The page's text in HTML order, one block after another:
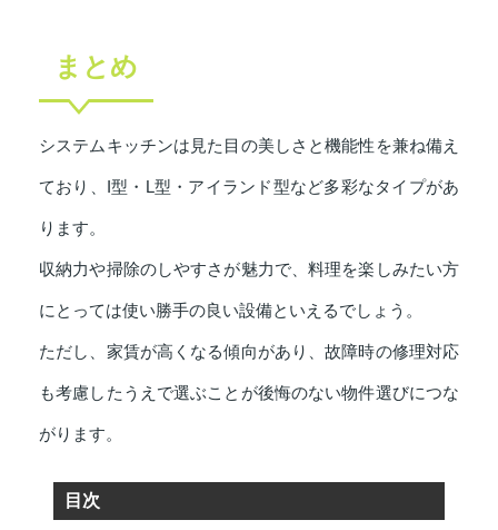
まとめ
システムキッチンは見た目の美しさと機能性を兼ね備え
ており、I型・L型・アイランド型など多彩なタイプがあ
ります。
収納力や掃除のしやすさが魅力で、料理を楽しみたい方
にとっては使い勝手の良い設備といえるでしょう。
ただし、家賃が高くなる傾向があり、故障時の修理対応
も考慮したうえで選ぶことが後悔のない物件選びにつな
がります。
目次